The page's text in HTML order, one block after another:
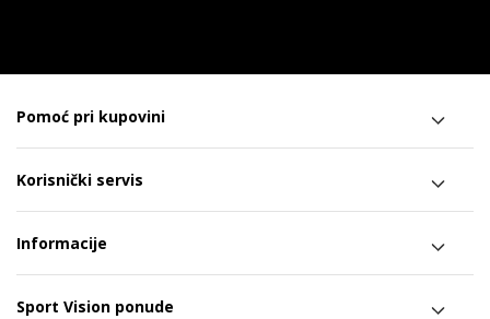
Pomoć pri kupovini
Korisnički servis
Informacije
Sport Vision ponude